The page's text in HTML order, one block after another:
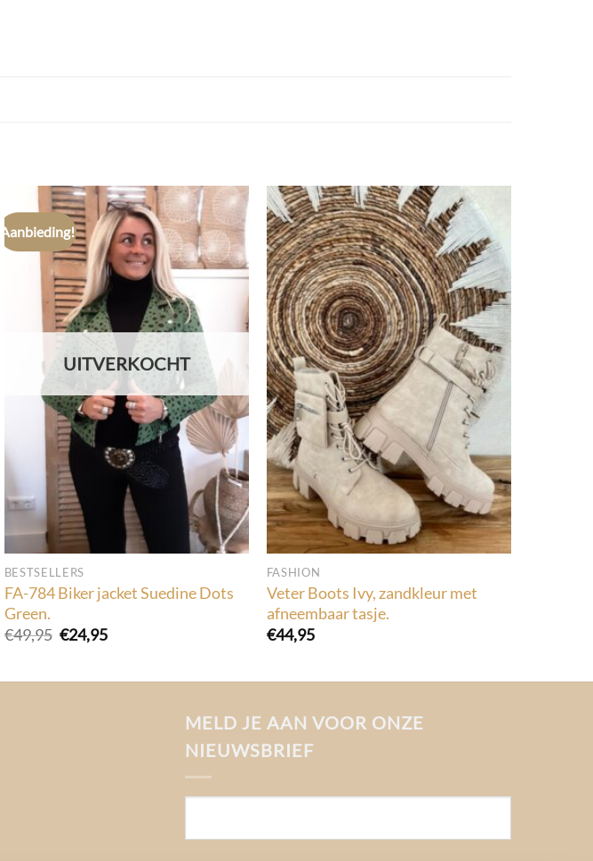
Aanbieding!
UITVERKOCHT
BESTSELLERS
FA-784 Biker jacket Suedine Dots
Green.
€49,95 Oorspronkelijke
prijs
€49,95.
€24,95Huidige
€24,95.
FASHION
Veter Boots Ivy, zandkleur met
afneembaar tasje.
€44,95
MELD JE AAN VOOR ONZE
NIEUWSBRIEF